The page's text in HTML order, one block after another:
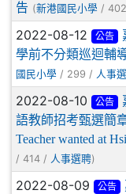
告 (新港國民小學 /
2022-08-12 公告
學前不分類巡迴輔
國民小學 / 299 / 人事
2022-08-10 公告
語教師招考甄選簡
Teacher wanted at
/ 414 / 人事選聘)
2022-08-09 公告